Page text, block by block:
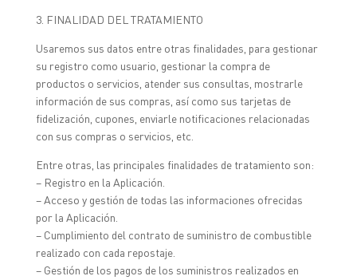
3. FINALIDAD DEL TRATAMIENTO
Usaremos sus datos entre otras finalidades, para gestionar
su registro como usuario, gestionar la compra de
productos o servicios, atender sus consultas, mostrarle
información de sus compras, así como sus tarjetas de
fidelización, cupones, enviarle notificaciones relacionadas
con sus compras o servicios, etc.
Entre otras, las principales finalidades de tratamiento son:
– Registro en la Aplicación.
– Acceso y gestión de todas las informaciones ofrecidas
por la Aplicación.
– Cumplimiento del contrato de suministro de combustible
realizado con cada repostaje.
– Gestión de los pagos de los suministros realizados en